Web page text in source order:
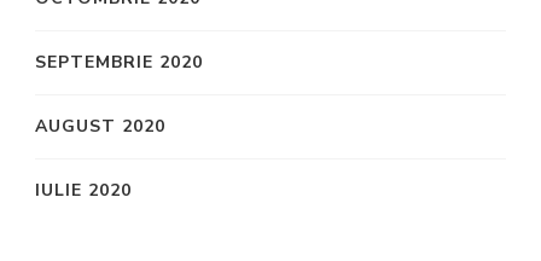
SEPTEMBRIE 2020
AUGUST 2020
IULIE 2020